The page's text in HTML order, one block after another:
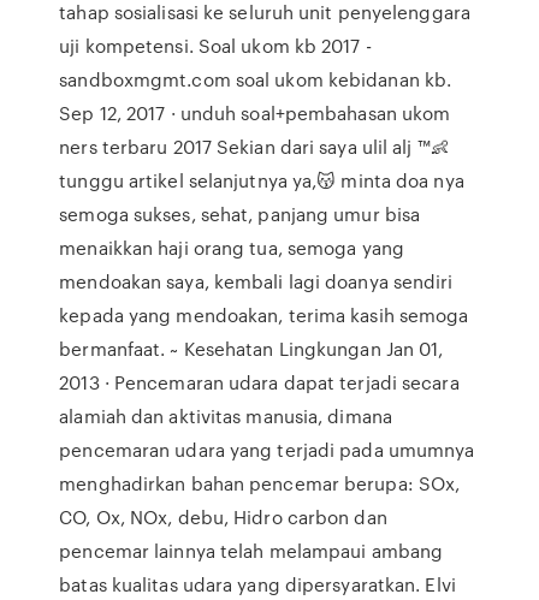
tahap sosialisasi ke seluruh unit penyelenggara
uji kompetensi. Soal ukom kb 2017 -
sandboxmgmt.com soal ukom kebidanan kb.
Sep 12, 2017 · unduh soal+pembahasan ukom
ners terbaru 2017 Sekian dari saya ulil alj ™👶
tunggu artikel selanjutnya ya,😽 minta doa nya
semoga sukses, sehat, panjang umur bisa
menaikkan haji orang tua, semoga yang
mendoakan saya, kembali lagi doanya sendiri
kepada yang mendoakan, terima kasih semoga
bermanfaat. ~ Kesehatan Lingkungan Jan 01,
2013 · Pencemaran udara dapat terjadi secara
alamiah dan aktivitas manusia, dimana
pencemaran udara yang terjadi pada umumnya
menghadirkan bahan pencemar berupa: SOx,
CO, Ox, NOx, debu, Hidro carbon dan
pencemar lainnya telah melampaui ambang
batas kualitas udara yang dipersyaratkan. Elvi